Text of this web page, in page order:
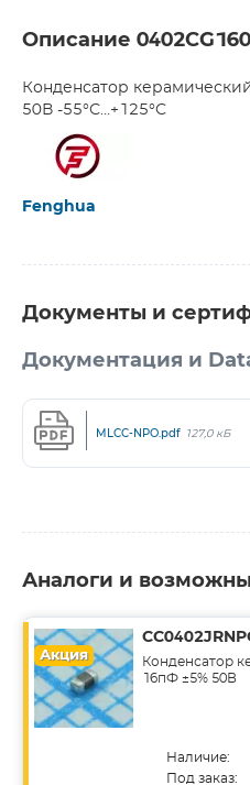
Описание
Конденсатор
50В -55°С…+125°С
Fenghua
Документы и
Документация и
MLCC-NPO.pdf 127,0 кБ
Аналоги и
Акция
Конденсатор
16пФ ±5% 50В
Наличие:
Под заказ: